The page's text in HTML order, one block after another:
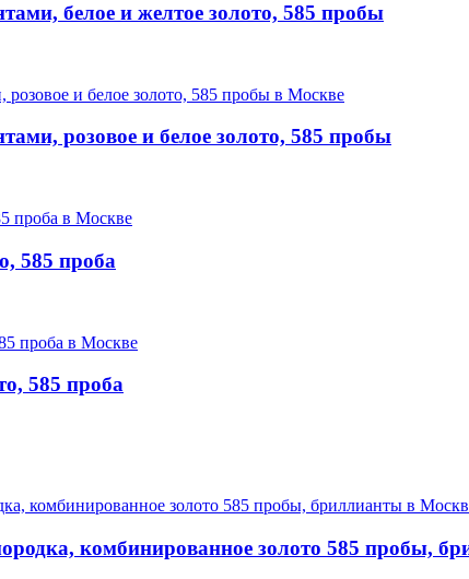
белое и желтое золото, 585 пробы
розовое и белое золото, 585 пробы
585 проба
585 проба
комбинированное золото 585 пробы,